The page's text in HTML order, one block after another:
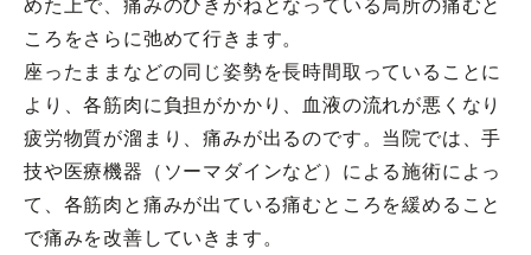
めた上で、痛みのひきがねとなっている局所の痛むと
ころをさらに弛めて行きます。
座ったままなどの同じ姿勢を長時間取っていることに
より、各筋肉に負担がかかり、血液の流れが悪くなり
疲労物質が溜まり、痛みが出るのです。当院では、手
技や医療機器（ソーマダインなど）による施術によっ
て、各筋肉と痛みが出ている痛むところを緩めること
で痛みを改善していきます。